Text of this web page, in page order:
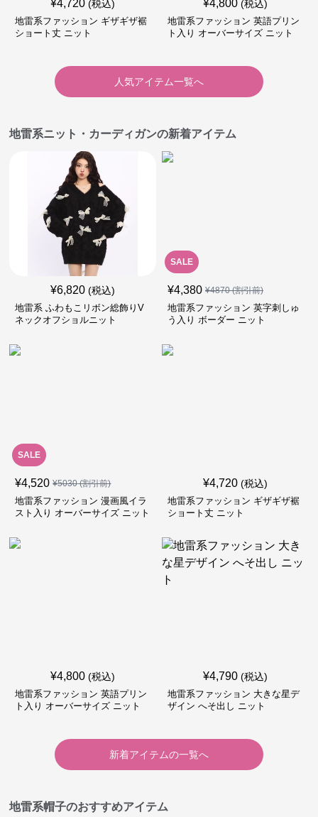
¥4,720 (税込)
地雷系ファッション ギザギザ裾
ショート丈 ニット
¥4,800 (税込)
地雷系ファッション 英語プリン
ト入り オーバーサイズ ニット
人気アイテム一覧へ
地雷系ニット・カーディガンの新着アイテム
¥6,820 (税込)
地雷系 ふわもこリボン総飾りV
ネックオフショルニット
SALE
¥4,380 ¥4870(割引前)
地雷系ファッション 英字刺しゅ
う入り ボーダー ニット
SALE
¥4,520 ¥5030(割引前)
地雷系ファッション 漫画風イラ
スト入り オーバーサイズ ニット
¥4,720 (税込)
地雷系ファッション ギザギザ裾
ショート丈 ニット
¥4,800 (税込)
地雷系ファッション 英語プリン
ト入り オーバーサイズ ニット
¥4,790 (税込)
地雷系ファッション 大きな星デ
ザイン へそ出し ニット
新着アイテムの一覧へ
地雷系帽子のおすすめアイテム